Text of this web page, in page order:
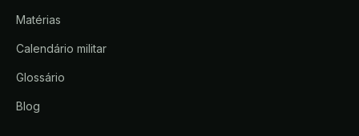
Matérias
Calendário militar
Glossário
Blog